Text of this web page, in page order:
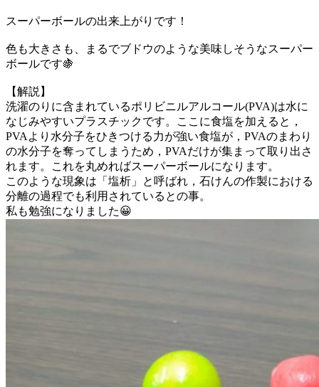
スーパーボールの出来上がりです！
色も大きさも、まるでブドウのような美味しそうなスーパー
ボールです🍇
【解説】
洗濯のりに含まれているポリビニルアルコール(PVA)は水に
なじみやすいプラスチックです。ここに食塩を加えると，
PVAより水分子をひきつける力が強い食塩が，PVAのまわり
の水分子を奪ってしまうため，PVAだけが集まって取り出さ
れます。これを丸めればスーパーボールになります。
このような現象は「塩析」と呼ばれ，石けんの作製における
分離の過程でも利用されているとの事。
私も勉強になりました😀